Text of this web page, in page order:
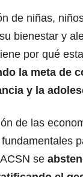
de niñas,
bienestar y
por qué
la meta de
y la
de las
se